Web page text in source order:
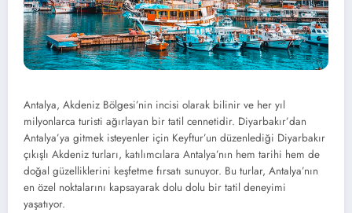
Antalya, Akdeniz Bölgesi’nin incisi olarak bilinir ve her yıl
milyonlarca turisti ağırlayan bir tatil cennetidir. Diyarbakır’dan
Antalya’ya gitmek isteyenler için Keyftur’un düzenlediği Diyarbakır
çıkışlı Akdeniz turları, katılımcılara Antalya’nın hem tarihi hem de
doğal güzelliklerini keşfetme fırsatı sunuyor. Bu turlar, Antalya’nın
en özel noktalarını kapsayarak dolu dolu bir tatil deneyimi
yaşatıyor.